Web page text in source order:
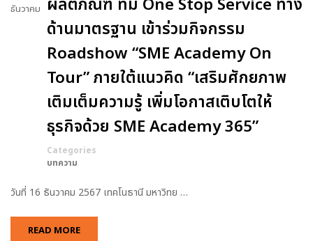
ธันวาคม ผลิตภัณฑ์ ทีม One Stop Service ทาง
ด้านมาตรฐาน เข้าร่วมกิจกรรม
Roadshow “SME Academy On
Tour” ภายใต้แนวคิด “เสริมศักยภาพ
เติมเต็มความรู้ เพิ่มโอกาสเติบโตให้
ธุรกิจด้วย SME Academy 365”
Categories
บทความ
วันที่ 16 ธันวาคม 2567 เทคโนธานี มหาวิทย …
READ MORE